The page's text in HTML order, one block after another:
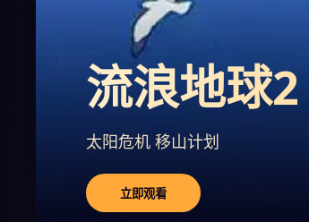
流浪地球2
太阳危机 移山计划
立即观看